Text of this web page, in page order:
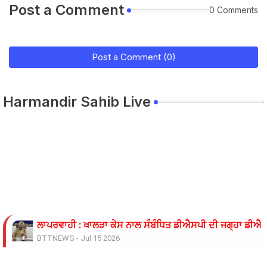
Post a Comment 0 Comments
Post a Comment (0)
Harmandir Sahib Live
ਲਾਪਰਵਾਹੀ : ਖਾਲੜਾ ਕੇਸ ਨਾਲ ਸੰਬੰਧਿਤ ਡੀਐਸਪੀ ਦੀ ਜਗ੍ਹਾ
BTTNEWS - Jul 15 2026